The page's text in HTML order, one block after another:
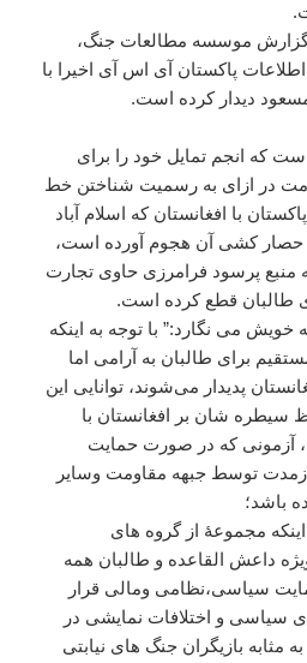
گزارش موسسه مطالعات جنگ،
پاکستان آی اس آی اخیرا با
دیدار کرده است.
که انجم تمایل خود را برای
در ازای به رسمیت شناختن خط
با افغانستان که اسلام آباد
حصار کشی آن هجوم آورده است،
منبع پرسود فرامرزی حاوی تجارت
طالبان قطع کرده است.
خویش می نگارد:” با توجه به اینکه
برای طالبان به آرامی اما
پدیدار می‌شوند، توانایی این
سیطره شان بر افغانستان با
آزمونی که در صورت حمایت
توسط جبهه مقاومت وسایر
باشد؛
مجموعهٔ از گروه های
داعش القاعده و طالبان همه
سیاسی،نظامی ومالی قرار
سیاسی و اختلافات نمایشی در
مثابه بازیگران جنگ های نیابتی